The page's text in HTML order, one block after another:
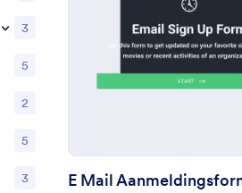
Voorbeeld:
E Mail
3
5
2
5
3